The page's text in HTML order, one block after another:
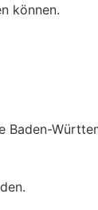
können.